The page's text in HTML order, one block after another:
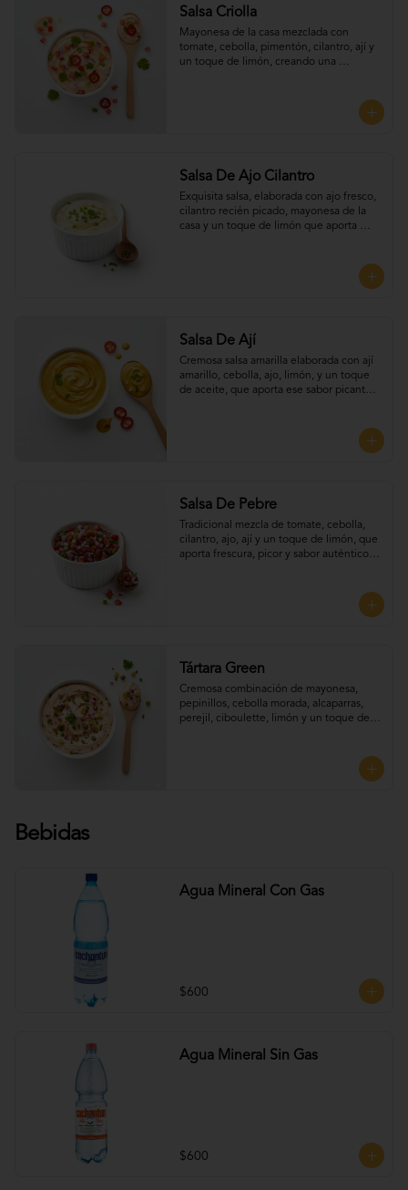
Salsa Criolla
Mayonesa de la casa mezclada con
tomate, cebolla, pimentón, cilantro, ají y
un toque de limón, creando una
Salsa De Ajo Cilantro
Exquisita salsa, elaborada con ajo fresco,
cilantro recién picado, mayonesa de la
casa y un toque de limón que aporta
Salsa De Ají
Cremosa salsa amarilla elaborada con ají
amarillo, cebolla, ajo, limón, y un toque
de aceite, que aporta ese sabor picante y
Salsa De Pebre
Tradicional mezcla de tomate, cebolla,
cilantro, ajo, ají y un toque de limón, que
aporta frescura, picor y sabor auténtico
Tártara Green
Cremosa combinación de mayonesa,
pepinillos, cebolla morada, alcaparras,
perejil, ciboulette, limón y un toque de
Bebidas
Agua Mineral Con Gas
$600
Agua Mineral Sin Gas
$600